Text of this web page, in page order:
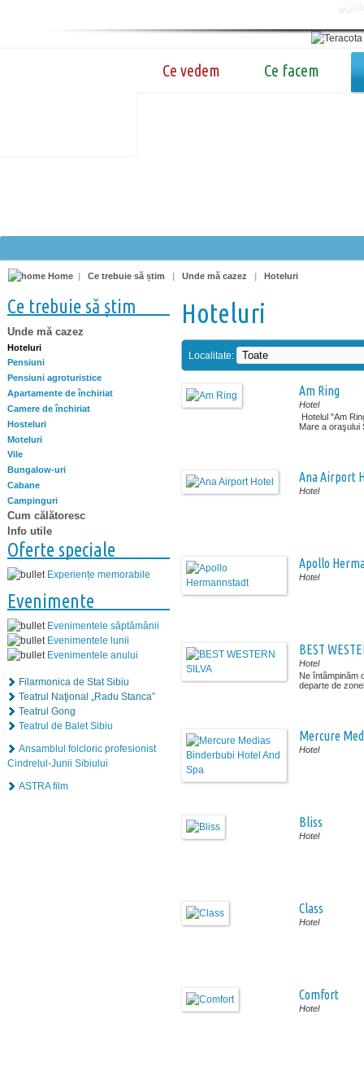
Ce vedem Ce facem
Home | Ce trebuie să știm | Unde mă cazez | Hoteluri
Ce trebuie să știm
Unde mă cazez
Hoteluri
Pensiuni
Pensiuni agroturistice
Apartamente de închiriat
Camere de închiriat
Hosteluri
Moteluri
Vile
Bungalow-uri
Cabane
Campinguri
Cum călătoresc
Info utile
Oferte speciale
Experiențe memorabile
Evenimente
Evenimentele săptămânii
Evenimentele lunii
Evenimentele anului
Filarmonica de Stat Sibiu
Teatrul Naţional „Radu Stanca”
Teatrul Gong
Teatrul de Balet Sibiu
Ansamblul folcloric profesionist
Cindrelul-Junii Sibiului
ASTRA film
Hoteluri
Localitate:
Am Ring
Hotel
Hotelul "Am
Mare a oraşului
Ana Airport
Hotel
Apollo
Hotel
BEST
Hotel
Ne întâmpinăm
departe de
Mercure
Hotel
Bliss
Hotel
Class
Hotel
Comfort
Hotel